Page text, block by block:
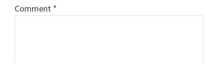
Comment *